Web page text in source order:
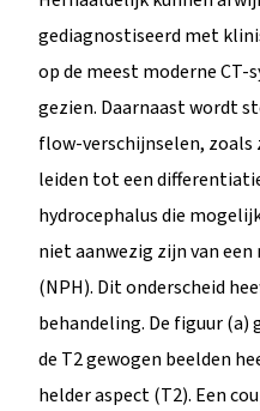
gediagnostiseerd met
op de meest moderne
gezien. Daarnaast wordt
flow-verschijnselen, zoals
leiden tot een
hydrocephalus die
niet aanwezig zijn van
(NPH). Dit onderscheid
behandeling. De figuur (a)
de T2 gewogen beelden
helder aspect (T2). Een